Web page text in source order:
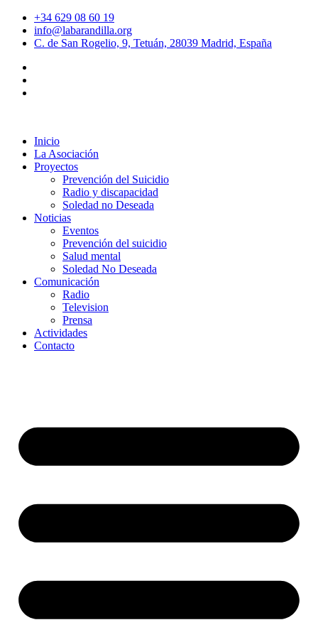
+34 629 08 60 19
info@labarandilla.org
C. de San Rogelio, 9, Tetuán, 28039 Madrid, España
Inicio
La Asociación
Proyectos
Prevención del Suicidio
Radio y discapacidad
Soledad no Deseada
Noticias
Eventos
Prevención del suicidio
Salud mental
Soledad No Deseada
Comunicación
Radio
Television
Prensa
Actividades
Contacto